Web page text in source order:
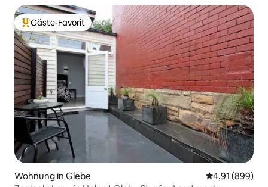
Beliebter Gäste-Favorit.
Gäste-Favorit
Wohnung in Glebe
4,91 (899)